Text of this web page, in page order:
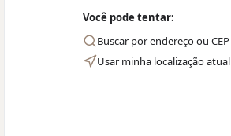
Você pode tentar:
Buscar por endereço ou CEP
Usar minha localização atual